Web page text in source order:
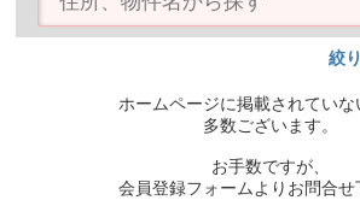
条件から探す
住宅ローン控除シミュレータ
絞
ホームページに掲載されていな
多数ございます。
お手数ですが、
会員登録フォームよりお問合せ